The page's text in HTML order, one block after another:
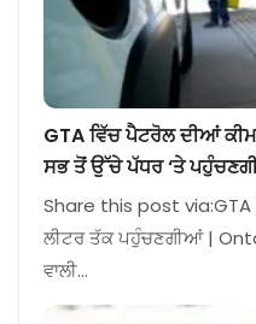
GTA ਵਿੱਚ ਪੈਟਰੋਲ ਦੀਆਂ
ਸਭ ਤੋਂ ਉੱਚੇ ਪੱਧਰ ‘ਤੇ
Share this post via:GTA
ਲੀਟਰ ਤੱਕ ਪਹੁੰਚਣਗੀਆਂ |
ਵਾਲੀ…